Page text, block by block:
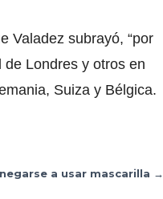
Valadez subrayó, “por
Londres y otros en
Suiza y Bélgica.
a usar mascarilla →